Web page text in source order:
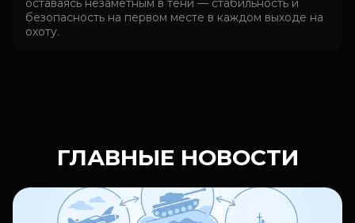
оставаясь незаметным в тени — стабильность и
безопасность на первом месте в каждом выходе на
охоту.
ГЛАВНЫЕ НОВОСТИ